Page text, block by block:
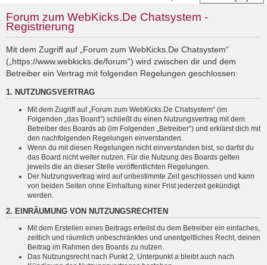
Forum zum WebKicks.De Chatsystem -
Registrierung
Mit dem Zugriff auf „Forum zum WebKicks.De Chatsystem“
(„https://www.webkicks.de/forum“) wird zwischen dir und dem
Betreiber ein Vertrag mit folgenden Regelungen geschlossen:
1. NUTZUNGSVERTRAG
Mit dem Zugriff auf „Forum zum WebKicks.De Chatsystem“ (im
Folgenden „das Board“) schließt du einen Nutzungsvertrag mit dem
Betreiber des Boards ab (im Folgenden „Betreiber“) und erklärst dich mit
den nachfolgenden Regelungen einverstanden.
Wenn du mit diesen Regelungen nicht einverstanden bist, so darfst du
das Board nicht weiter nutzen. Für die Nutzung des Boards gelten
jeweils die an dieser Stelle veröffentlichten Regelungen.
Der Nutzungsvertrag wird auf unbestimmte Zeit geschlossen und kann
von beiden Seiten ohne Einhaltung einer Frist jederzeit gekündigt
werden.
2. EINRÄUMUNG VON NUTZUNGSRECHTEN
Mit dem Erstellen eines Beitrags erteilst du dem Betreiber ein einfaches,
zeitlich und räumlich unbeschränktes und unentgeltliches Recht, deinen
Beitrag im Rahmen des Boards zu nutzen.
Das Nutzungsrecht nach Punkt 2, Unterpunkt a bleibt auch nach